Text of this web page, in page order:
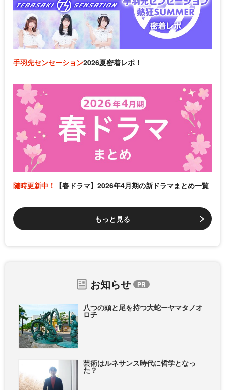
手羽先センセーション2026夏密着レポ！
随時更新中！ 【春ドラマ】2026年4月期の新ドラマまとめ一覧
もっと見る
お知らせ
八つの頭と尾を持つ大蛇ーヤマタノオ
ロチ
芸術はルネサンス時代に哲学となっ
た？